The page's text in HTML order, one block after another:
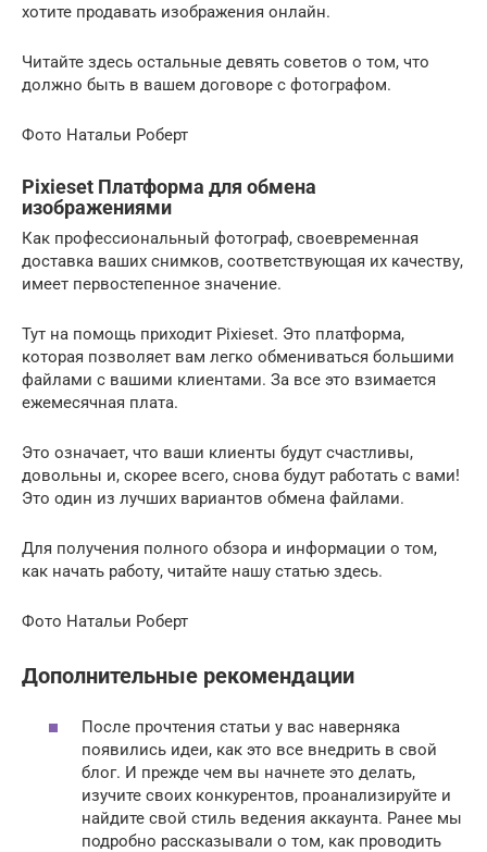
хотите продавать изображения онлайн.
Читайте здесь остальные девять советов о том, что
должно быть в вашем договоре с фотографом.
Фото Натальи Роберт
Pixieset Платформа для обмена
изображениями
Как профессиональный фотограф, своевременная
доставка ваших снимков, соответствующая их качеству,
имеет первостепенное значение.
Тут на помощь приходит Pixieset. Это платформа,
которая позволяет вам легко обмениваться большими
файлами с вашими клиентами. За все это взимается
ежемесячная плата.
Это означает, что ваши клиенты будут счастливы,
довольны и, скорее всего, снова будут работать с вами!
Это один из лучших вариантов обмена файлами.
Для получения полного обзора и информации о том,
как начать работу, читайте нашу статью здесь.
Фото Натальи Роберт
Дополнительные рекомендации
После прочтения статьи у вас наверняка
появились идеи, как это все внедрить в свой
блог. И прежде чем вы начнете это делать,
изучите своих конкурентов, проанализируйте и
найдите свой стиль ведения аккаунта. Ранее мы
подробно рассказывали о том, как проводить